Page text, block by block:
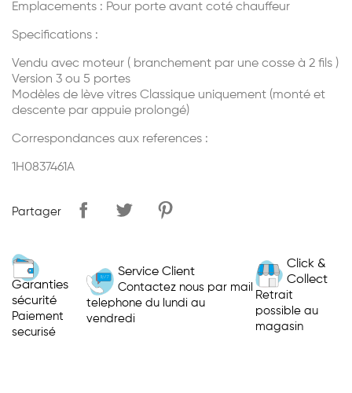
Emplacements : Pour porte avant coté chauffeur
Specifications :
Vendu avec moteur ( branchement par une cosse à 2 fils )
Version 3 ou 5 portes
Modèles de lève vitres Classique uniquement (monté et
descente par appuie prolongé)
Correspondances aux references :
1H0837461A
Partager
Garanties
sécurité
Paiement
securisé
Service Client
Contactez nous par mail
telephone du lundi au
vendredi
Click &
Collect
Retrait
possible au
magasin